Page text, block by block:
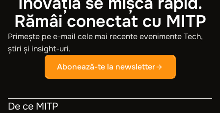
Rămâi conectat cu MITP
Primește pe e-mail cele mai recente evenimente Tech,
știri și insight-uri.
Abonează-te la newsletter
De ce MITP